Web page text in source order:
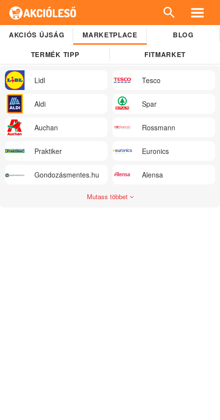
AKCIÓS ÚJSÁG MARKETPLACE BLOG
TERMÉK TIPP FITMARKET
Lidl Tesco
Aldi Spar
Auchan Rossmann
Praktiker Euronics
Gondozásmentes.hu Alensa
Mutass többet